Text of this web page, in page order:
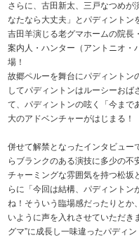
さらに、古田新太、三戸なつめが
なたなら大丈夫」とパディントン
吉田羊演じる老グマホームの院長
案内人・ハンター（アントニオ・
場！
故郷ペルーを舞台にパディントン
してパディントンはルーシーおば
て、パディントンの呟く「今まで
大のアドベンチャーがはじまる！
併せて解禁となったインタビュー
らブランクのある演技に多少の不
チャーミングな雰囲気を持つ松坂
らに「今回は結構、パディントン
ね！そういう臨場感だったりとか
いように声を入れさせていただき
グマ”に成長し一味違ったパディ